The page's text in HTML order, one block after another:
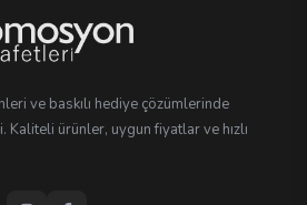
ve baskılı hediye çözümlerinde
ürünler, uygun fiyatlar ve hızlı